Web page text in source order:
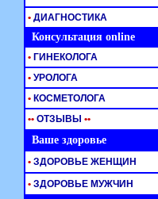
• ДИАГНОСТИКА
Консультация online
• ГИНЕКОЛОГА
• УРОЛОГА
• КОСМЕТОЛОГА
•• ОТЗЫВЫ ••
Ваше здоровье
• ЗДОРОВЬЕ ЖЕНЩИН
• ЗДОРОВЬЕ МУЖЧИН